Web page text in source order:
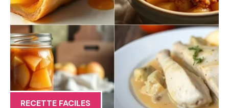
RECETTE FACILES